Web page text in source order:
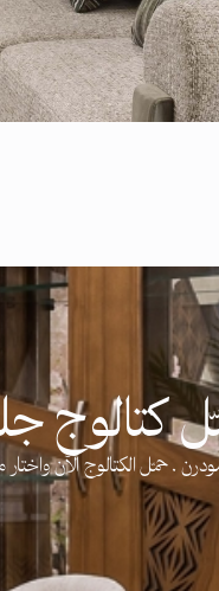
كتالوج
. حمّل الكتالوج الآن